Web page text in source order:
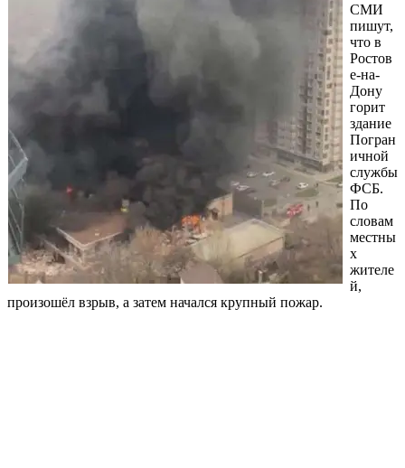
СМИ
пишут,
что в
Ростов
е-на-
Дону
горит
здание
Погран
ичной
службы
ФСБ.
По
словам
местны
х
жителе
й,
произошёл взрыв, а затем начался крупный пожар.